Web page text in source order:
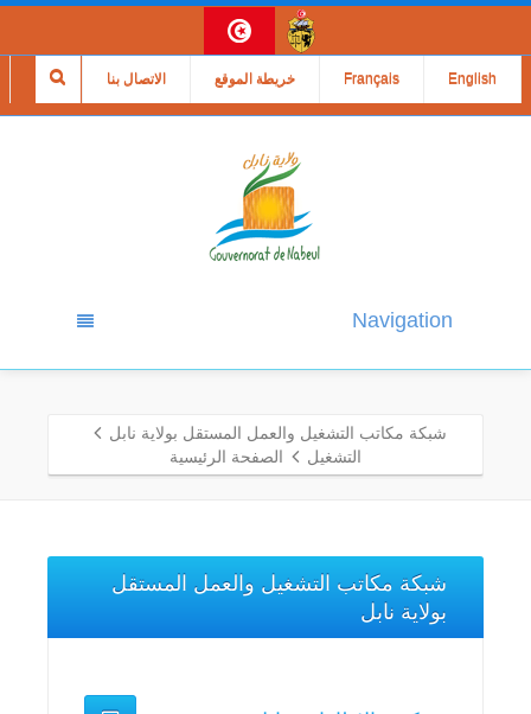
الاتصال بنا خريطة الموقع Français English
Navigation
شبكة مكاتب التشغيل والعمل المستقل بولاية نابل
التشغيل
الصفحة الرئيسية
شبكة مكاتب التشغيل والعمل المستقل
بولاية نابل